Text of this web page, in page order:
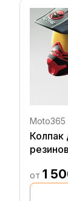
Moto365
от 1